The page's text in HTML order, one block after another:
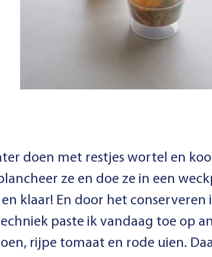
doen met restjes wortel en
ze en doe ze in een
klaar! En door het conserveren
paste ik vandaag toe op
rijpe tomaat en rode uien.